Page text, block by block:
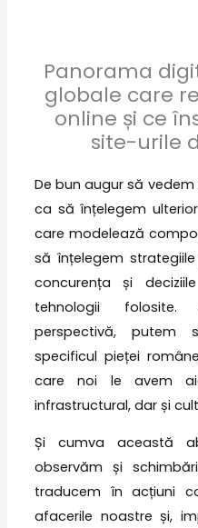
Panorama
globale care
online și ce
site-urile
De bun augur să
ca să înțelegem
care modelează
să înțelegem
concurența și
tehnologii
perspectivă, putem
specificul pieței
care noi le avem
infrastructural, dar și
Și cumva această
observăm și
traducem în acțiuni
afacerile noastre și,